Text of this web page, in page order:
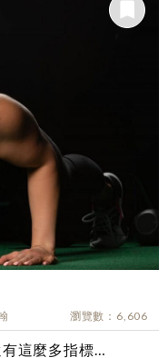
瀏覽數 6,606
這麼多指標…